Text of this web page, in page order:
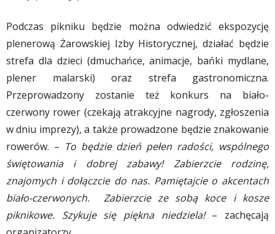
Podczas pikniku będzie można odwiedzić ekspozycję
plenerową Żarowskiej Izby Historycznej, działać będzie
strefa dla dzieci (dmuchańce, animacje, bańki mydlane,
plener malarski) oraz strefa gastronomiczna.
Przeprowadzony zostanie też konkurs na biało-
czerwony rower (czekają atrakcyjne nagrody, zgłoszenia
w dniu imprezy), a także prowadzone będzie znakowanie
rowerów. – To będzie dzień pełen radości, wspólnego
świętowania i dobrej zabawy! Zabierzcie rodzinę,
znajomych i dołączcie do nas. Pamiętajcie o akcentach
biało-czerwonych. Zabierzcie ze sobą koce i kosze
piknikowe. Szykuje się piękna niedziela!– zachęcają